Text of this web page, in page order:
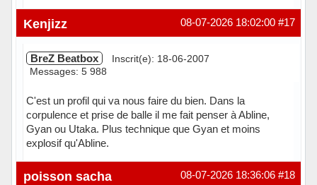
Hors ligne #17
08-07-2026 18:02:00
Kenjizz
BreZ Beatbox
Inscrit(e): 18-06-2007
Messages: 5 988
C'est un profil qui va nous faire du bien. Dans la
corpulence et prise de balle il me fait penser à Abline,
Gyan ou Utaka. Plus technique que Gyan et moins
explosif qu'Abline.
Hors ligne #18
08-07-2026 18:36:06
poisson sacha